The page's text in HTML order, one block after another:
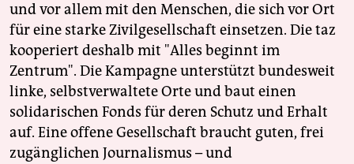
und vor allem mit den Menschen, die sich vor Ort
für eine starke Zivilgesellschaft einsetzen. Die taz
kooperiert deshalb mit "Alles beginnt im
Zentrum". Die Kampagne unterstützt bundesweit
linke, selbstverwaltete Orte und baut einen
solidarischen Fonds für deren Schutz und Erhalt
auf. Eine offene Gesellschaft braucht guten, frei
zugänglichen Journalismus – und